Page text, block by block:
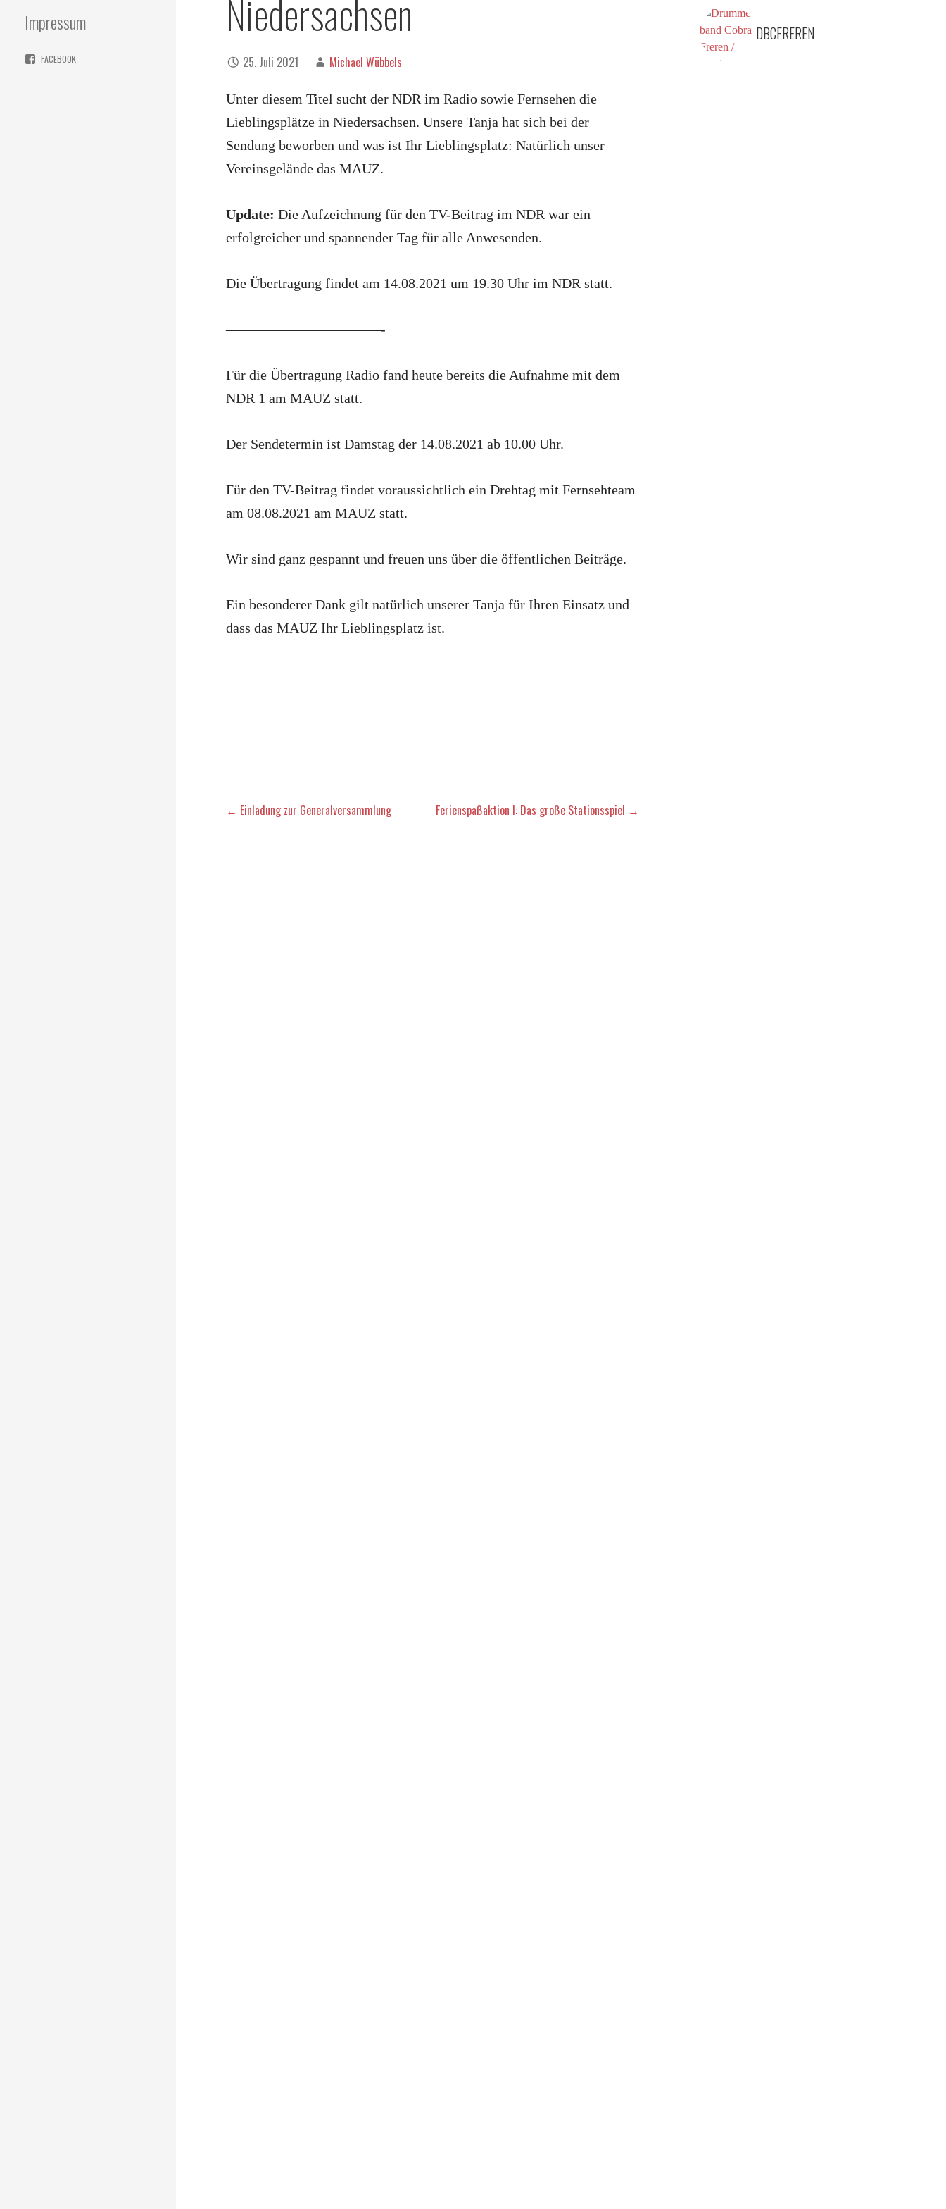
Impressum
FACEBOOK
Niedersachsen
25. Juli 2021 Michael Wübbels
Unter diesem Titel sucht der NDR im Radio sowie Fernsehen die
Lieblingsplätze in Niedersachsen. Unsere Tanja hat sich bei der
Sendung beworben und was ist Ihr Lieblingsplatz: Natürlich unser
Vereinsgelände das MAUZ.
Update: Die Aufzeichnung für den TV-Beitrag im NDR war ein
erfolgreicher und spannender Tag für alle Anwesenden.
Die Übertragung findet am 14.08.2021 um 19.30 Uhr im NDR statt.
———————————-
Für die Übertragung Radio fand heute bereits die Aufnahme mit dem
NDR 1 am MAUZ statt.
Der Sendetermin ist Damstag der 14.08.2021 ab 10.00 Uhr.
Für den TV-Beitrag findet voraussichtlich ein Drehtag mit Fernsehteam
am 08.08.2021 am MAUZ statt.
Wir sind ganz gespannt und freuen uns über die öffentlichen Beiträge.
Ein besonderer Dank gilt natürlich unserer Tanja für Ihren Einsatz und
dass das MAUZ Ihr Lieblingsplatz ist.
Beitragsnavigation
← Einladung zur Generalversammlung Ferienspaßaktion I: Das große Stationsspiel →
DBCFREREN